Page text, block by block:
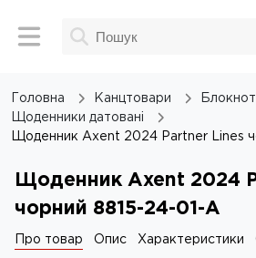
Головна Канцтовари
Щоденники датовані
Щоденник Axent 2024 Partner Lines
Щоденник Axent 2024
чорний 8815-24-01-A
Про товар Опис Характеристики